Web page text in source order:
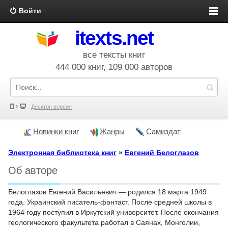
Войти
itexts.net
все тексты книг
444 000 книг, 109 000 авторов
Десктоп версия
Новинки книг Жанры Самиздат
Электронная библиотека книг » Евгений Белоглазов
Об авторе
Белоглазов Евгений Васильевич — родился 18 марта 1949
года. Украинский писатель-фантаст. После средней школы в
1964 году поступил в Иркутский университет. После окончания
геологического факультета работал в Саянах, Монголии,